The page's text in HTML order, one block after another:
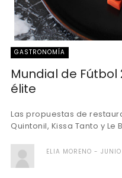
GASTRONOMÍA
Mundial de
élite
Las propuestas de
Quintonil, Kissa Tanto y Le
ELIA MORENO